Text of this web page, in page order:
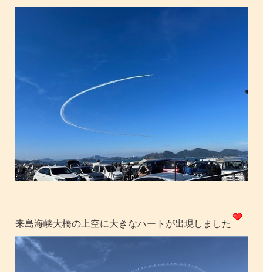
来島海峡大橋の上空に大きなハートが出現しました